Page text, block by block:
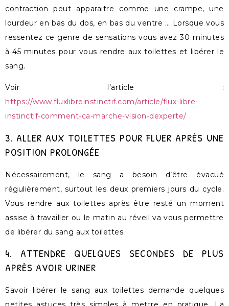
contraction peut apparaitre comme une crampe, une
lourdeur en bas du dos, en bas du ventre … Lorsque vous
ressentez ce genre de sensations vous avez 30 minutes
à 45 minutes pour vous rendre aux toilettes et libérer le
sang.
Voir l’article :
https://www.fluxlibreinstinctif.com/article/flux-libre-
instinctif-comment-ca-marche-vision-dexperte/
3. ALLER AUX TOILETTES POUR FLUER APRÈS UNE
POSITION PROLONGÉE
Nécessairement, le sang a besoin d’être évacué
régulièrement, surtout les deux premiers jours du cycle.
Vous rendre aux toilettes après être resté un moment
assise à travailler ou le matin au réveil va vous permettre
de libérer du sang aux toilettes.
4. ATTENDRE QUELQUES SECONDES DE PLUS
APRÈS AVOIR URINER
Savoir libérer le sang aux toilettes demande quelques